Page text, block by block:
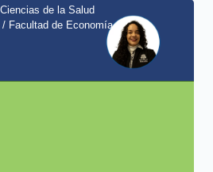
de la Salud
Facultad de Economía